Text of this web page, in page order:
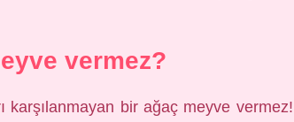
vermez?
karşılanmayan bir ağaç meyve vermez!